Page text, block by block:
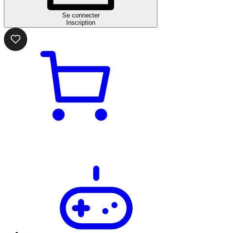
Se connecter
Inscription